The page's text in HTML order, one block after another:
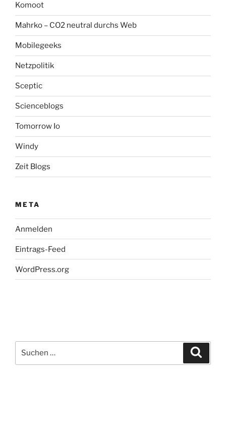
Komoot
Mahrko – CO2 neutral durchs Web
Mobilegeeks
Netzpolitik
Sceptic
Scienceblogs
Tomorrow Io
Windy
Zeit Blogs
META
Anmelden
Eintrags-Feed
WordPress.org
nach: